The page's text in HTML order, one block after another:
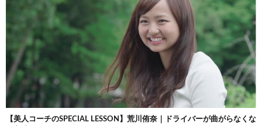
【美人コーチのSPECIAL LESSON】荒川侑奈｜ドライバーが曲がらなくな